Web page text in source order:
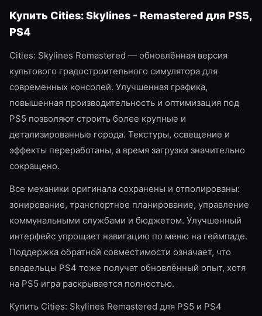
Купить Cities: Skylines - Remastered для PS5,
PS4
Cities: Skylines Remastered — обновлённая версия
культового градостроительного симулятора для
современных консолей. Улучшенная графика,
повышенная производительность и оптимизация под
PS5 позволяют строить более крупные и
детализированные города. Текстуры, освещение и
эффекты переработаны, а время загрузки значительно
сокращено.
Все механики оригинала сохранены и отполированы:
зонирование, транспортное планирование, управление
коммунальными службами и бюджетом. Улучшенный
интерфейс упрощает навигацию по меню на геймпаде.
Поддержка обратной совместимости означает, что
владельцы PS4 тоже получат обновлённый опыт, хотя
на PS5 игра раскрывается полностью.
Купить Cities: Skylines Remastered для PS5 и PS4